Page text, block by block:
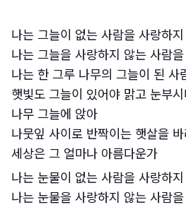
나는 그늘이 없는 사람을 사랑하
나는 그늘을 사랑하지 않는 사람
나는 한 그루 나무의 그늘이 된 사
햇빛도 그늘이 있어야 맑고 눈부
나무 그늘에 앉아
나뭇잎 사이로 반짝이는 햇살을
세상은 그 얼마나 아름다운가
나는 눈물이 없는 사람을 사랑하
나는 눈물을 사랑하지 않는 사람